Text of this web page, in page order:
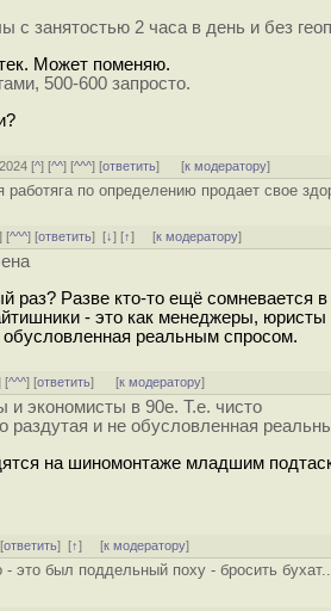
занятостью 2 часа в день и без
Может поменяю.
500-600 запросто.
[^] [^^] [^^^] [ответить] [к модератору]
работяга по определению продает свое
] [^^^] [ответить][↓] [↑] [к модератору]
раз? Разве кто-то ещё сомневается
- это как менеджеры, юристы
обусловленная реальным спросом.
[^^^] [ответить] [к модератору]
экономисты в 90е. Т.е. чисто
раздутая и не обусловленная
на шиномонтаже младшим
ответить][↑] [к модератору]
это был поддельный поху - бросить